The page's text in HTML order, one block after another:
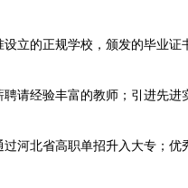
立的正规学校，颁发的毕业证
请经验丰富的教师；引进先进
河北省高职单招升入大专；优